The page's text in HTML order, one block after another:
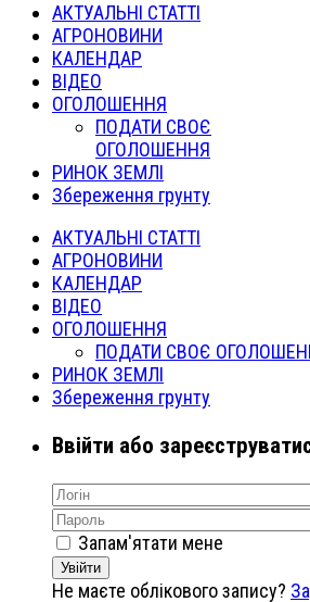
АКТУАЛЬНІ СТАТТІ
АГРОНОВИНИ
КАЛЕНДАР
ВІДЕО
ОГОЛОШЕННЯ
ПОДАТИ СВОЄ
ОГОЛОШЕННЯ
РИНОК ЗЕМЛІ
Збереження грунту
АКТУАЛЬНІ СТАТТІ
АГРОНОВИНИ
КАЛЕНДАР
ВІДЕО
ОГОЛОШЕННЯ
ПОДАТИ СВОЄ
РИНОК ЗЕМЛІ
Збереження грунту
Ввійти або
Запам'ятати мене
Увійти
Не маєте облікового запису?